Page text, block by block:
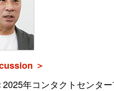
＞
2025年コンタクトセンタ